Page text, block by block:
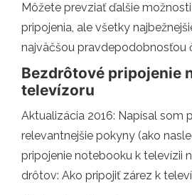
Môžete prevziať ďalšie
pripojenia, ale všetky
najväčšou pravdepodobnosťou
Bezdrôtové pripojenie
televízoru
Aktualizácia 2016: Napísal som
relevantnejšie pokyny (ako
pripojenie notebooku k televízii
drôtov: Ako pripojiť zárez k